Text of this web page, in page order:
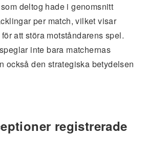
deltog hade i genomsnitt
per match, vilket visar
att störa motståndarens spel.
inte bara matchernas
också den strategiska betydelsen
registrerade